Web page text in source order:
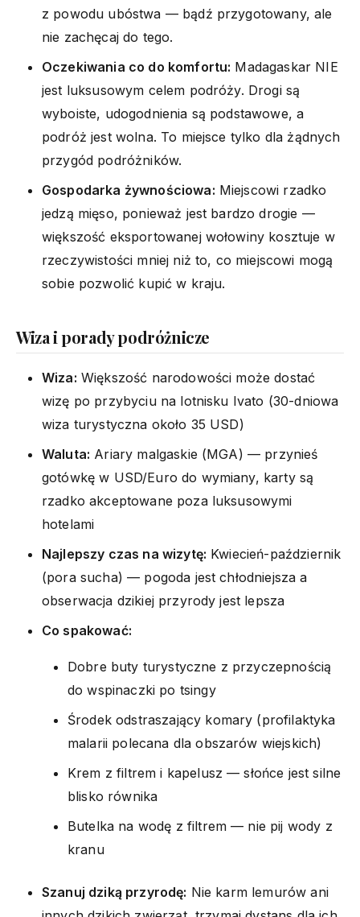
z powodu ubóstwa — bądź przygotowany, ale
nie zachęcaj do tego.
Oczekiwania co do komfortu: Madagaskar NIE
jest luksusowym celem podróży. Drogi są
wyboiste, udogodnienia są podstawowe, a
podróż jest wolna. To miejsce tylko dla żądnych
przygód podróżników.
Gospodarka żywnościowa: Miejscowi rzadko
jedzą mięso, ponieważ jest bardzo drogie —
większość eksportowanej wołowiny kosztuje w
rzeczywistości mniej niż to, co miejscowi mogą
sobie pozwolić kupić w kraju.
Wiza i porady podróżnicze
Wiza: Większość narodowości może dostać
wizę po przybyciu na lotnisku Ivato (30-dniowa
wiza turystyczna około 35 USD)
Waluta: Ariary malgaskie (MGA) — przynieś
gotówkę w USD/Euro do wymiany, karty są
rzadko akceptowane poza luksusowymi
hotelami
Najlepszy czas na wizytę: Kwiecień-październik
(pora sucha) — pogoda jest chłodniejsza a
obserwacja dzikiej przyrody jest lepsza
Co spakować:
Dobre buty turystyczne z przyczepnością
do wspinaczki po tsingy
Środek odstraszający komary (profilaktyka
malarii polecana dla obszarów wiejskich)
Krem z filtrem i kapelusz — słońce jest silne
blisko równika
Butelka na wodę z filtrem — nie pij wody z
kranu
Szanuj dziką przyrodę: Nie karm lemurów ani